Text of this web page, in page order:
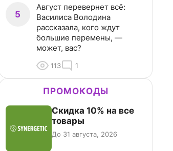
5
Август перевернет всё:
Василиса Володина
рассказала, кого ждут
большие перемены, —
может, вас?
113 1
ПРОМОКОДЫ
Скидка 10% на все
товары
До 31 августа, 2026